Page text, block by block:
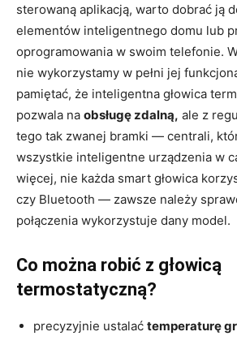
sterowaną aplikacją, warto dobrać ją
elementów inteligentnego domu lub
oprogramowania w swoim telefonie.
nie wykorzystamy w pełni jej
pamiętać, że inteligentna głowica
pozwala na obsługę zdalną, ale z
tego tak zwanej bramki — centrali,
wszystkie inteligentne urządzenia w
więcej, nie każda smart głowica
czy Bluetooth — zawsze należy
połączenia wykorzystuje dany model.
Co można robić z głowicą
termostatyczną?
precyzyjnie ustalać temperaturę